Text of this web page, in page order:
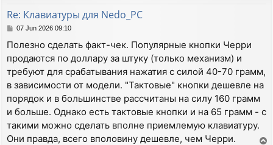
Re: Клавиатуры для Nedo_PC
P
s
t
07 Jun 2026 09:10
Полезно сделать факт-чек. Популярные кнопки Черри
продаются по доллару за штуку (только механизм) и
требуют для срабатывания нажатия с силой 40-70 грамм,
в зависимости от модели. "Тактовые" кнопки дешевле на
порядок и в большинстве рассчитаны на силу 160 грамм
и больше. Однако есть тактовые кнопки и на 65 грамм - с
такими можно сделать вполне приемлемую клавиатуру.
Они правда, всего вполовину дешевле, чем Черри.